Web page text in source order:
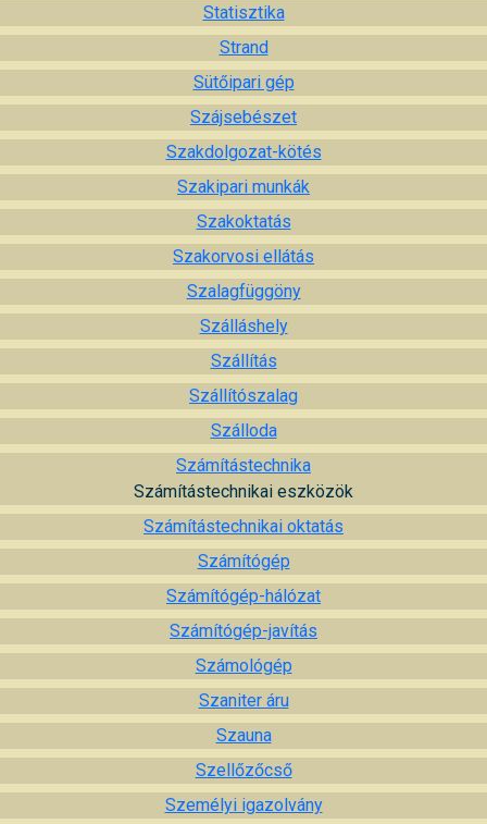
Statisztika
Strand
Sütőipari gép
Szájsebészet
Szakdolgozat-kötés
Szakipari munkák
Szakoktatás
Szakorvosi ellátás
Szalagfüggöny
Szálláshely
Szállítás
Szállítószalag
Szálloda
Számítástechnika
Számítástechnikai eszközök
Számítástechnikai oktatás
Számítógép
Számítógép-hálózat
Számítógép-javítás
Számológép
Szaniter áru
Szauna
Szellőzőcső
Személyi igazolvány